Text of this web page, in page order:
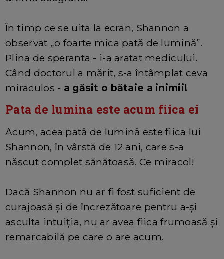
În timp ce se uita la ecran, Shannon a
observat „o foarte mica pată de lumină”.
Plina de speranta - i-a aratat medicului.
Când doctorul a mărit, s-a întâmplat ceva
miraculos - a găsit o bătaie a inimii!
Pata de lumina este acum fiica ei
Acum, acea pată de lumină este fiica lui
Shannon, în vârstă de 12 ani, care s-a
născut complet sănătoasă. Ce miracol!
Dacă Shannon nu ar fi fost suficient de
curajoasă și de încrezătoare pentru a-și
asculta intuiția, nu ar avea fiica frumoasă și
remarcabilă pe care o are acum.